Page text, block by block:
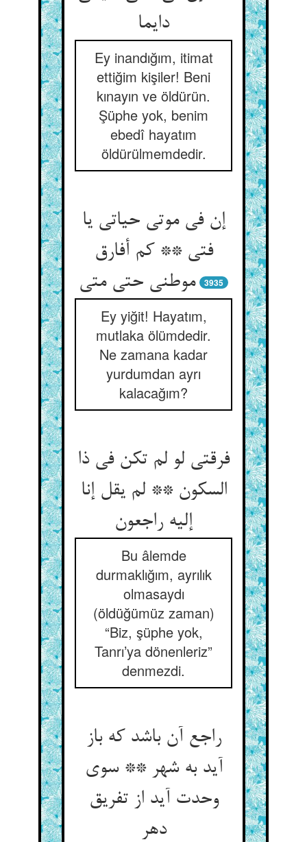
دایما
Ey inandığım, itimat
ettiğim kişiler! Beni
kınayın ve öldürün.
Şüphe yok, benim
ebedî hayatım
öldürülmemdedir.
إن فی موتی حیاتی یا
فتی ** کم أفارق
3935
Ey yiğit! Hayatım,
mutlaka ölümdedir.
Ne zamana kadar
yurdumdan ayrı
kalacağım?
فرقتی لو لم تکن فی ذا
السکون ** لم یقل إنا
Bu âlemde
durmaklığım, ayrılık
olmasaydı
(öldüğümüz zaman)
“Biz, şüphe yok,
Tanrı’ya dönenleriz”
denmezdi.
راجع آن باشد که باز
آید به شهر ** سوی
وحدت آید از تفریق
دهر